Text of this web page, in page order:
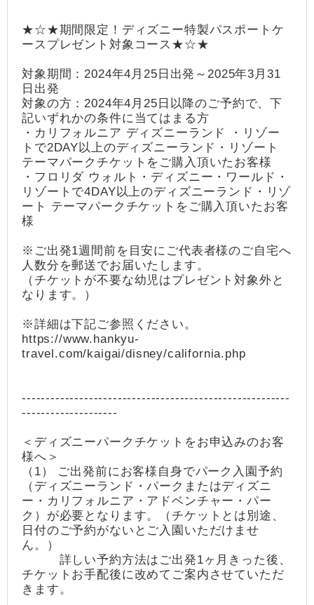
★☆★期間限定！ディズニー特製パスポートケ
ースプレゼント対象コース★☆★
対象期間：2024年4月25日出発～2025年3月31
日出発
対象の方：2024年4月25日以降のご予約で、下
記いずれかの条件に当てはまる方
・カリフォルニア ディズニーランド ・リゾー
トで2DAY以上のディズニーランド・リゾート
テーマパークチケットをご購入頂いたお客様
・フロリダ ウォルト・ディズニー・ワールド・
リゾートで4DAY以上のディズニーランド・リゾ
ート テーマパークチケットをご購入頂いたお客
様
※ご出発1週間前を目安にご代表者様のご自宅へ
人数分を郵送でお届いたします。
（チケットが不要な幼児はプレゼント対象外と
なります。）
※詳細は下記ご参照ください。
https://www.hankyu-
travel.com/kaigai/disney/california.php
--------------------------------------------------------
--------------------
＜ディズニーパークチケットをお申込みのお客
様へ＞
（1） ご出発前にお客様自身でパーク入園予約
（ディズニーランド・パークまたはディズニ
ー・カリフォルニア・アドベンチャー・パー
ク）が必要となります。（チケットとは別途、
日付のご予約がないとご入園いただけませ
ん。）
詳しい予約方法はご出発1ヶ月きった後、
チケットお手配後に改めてご案内させていただ
きます。